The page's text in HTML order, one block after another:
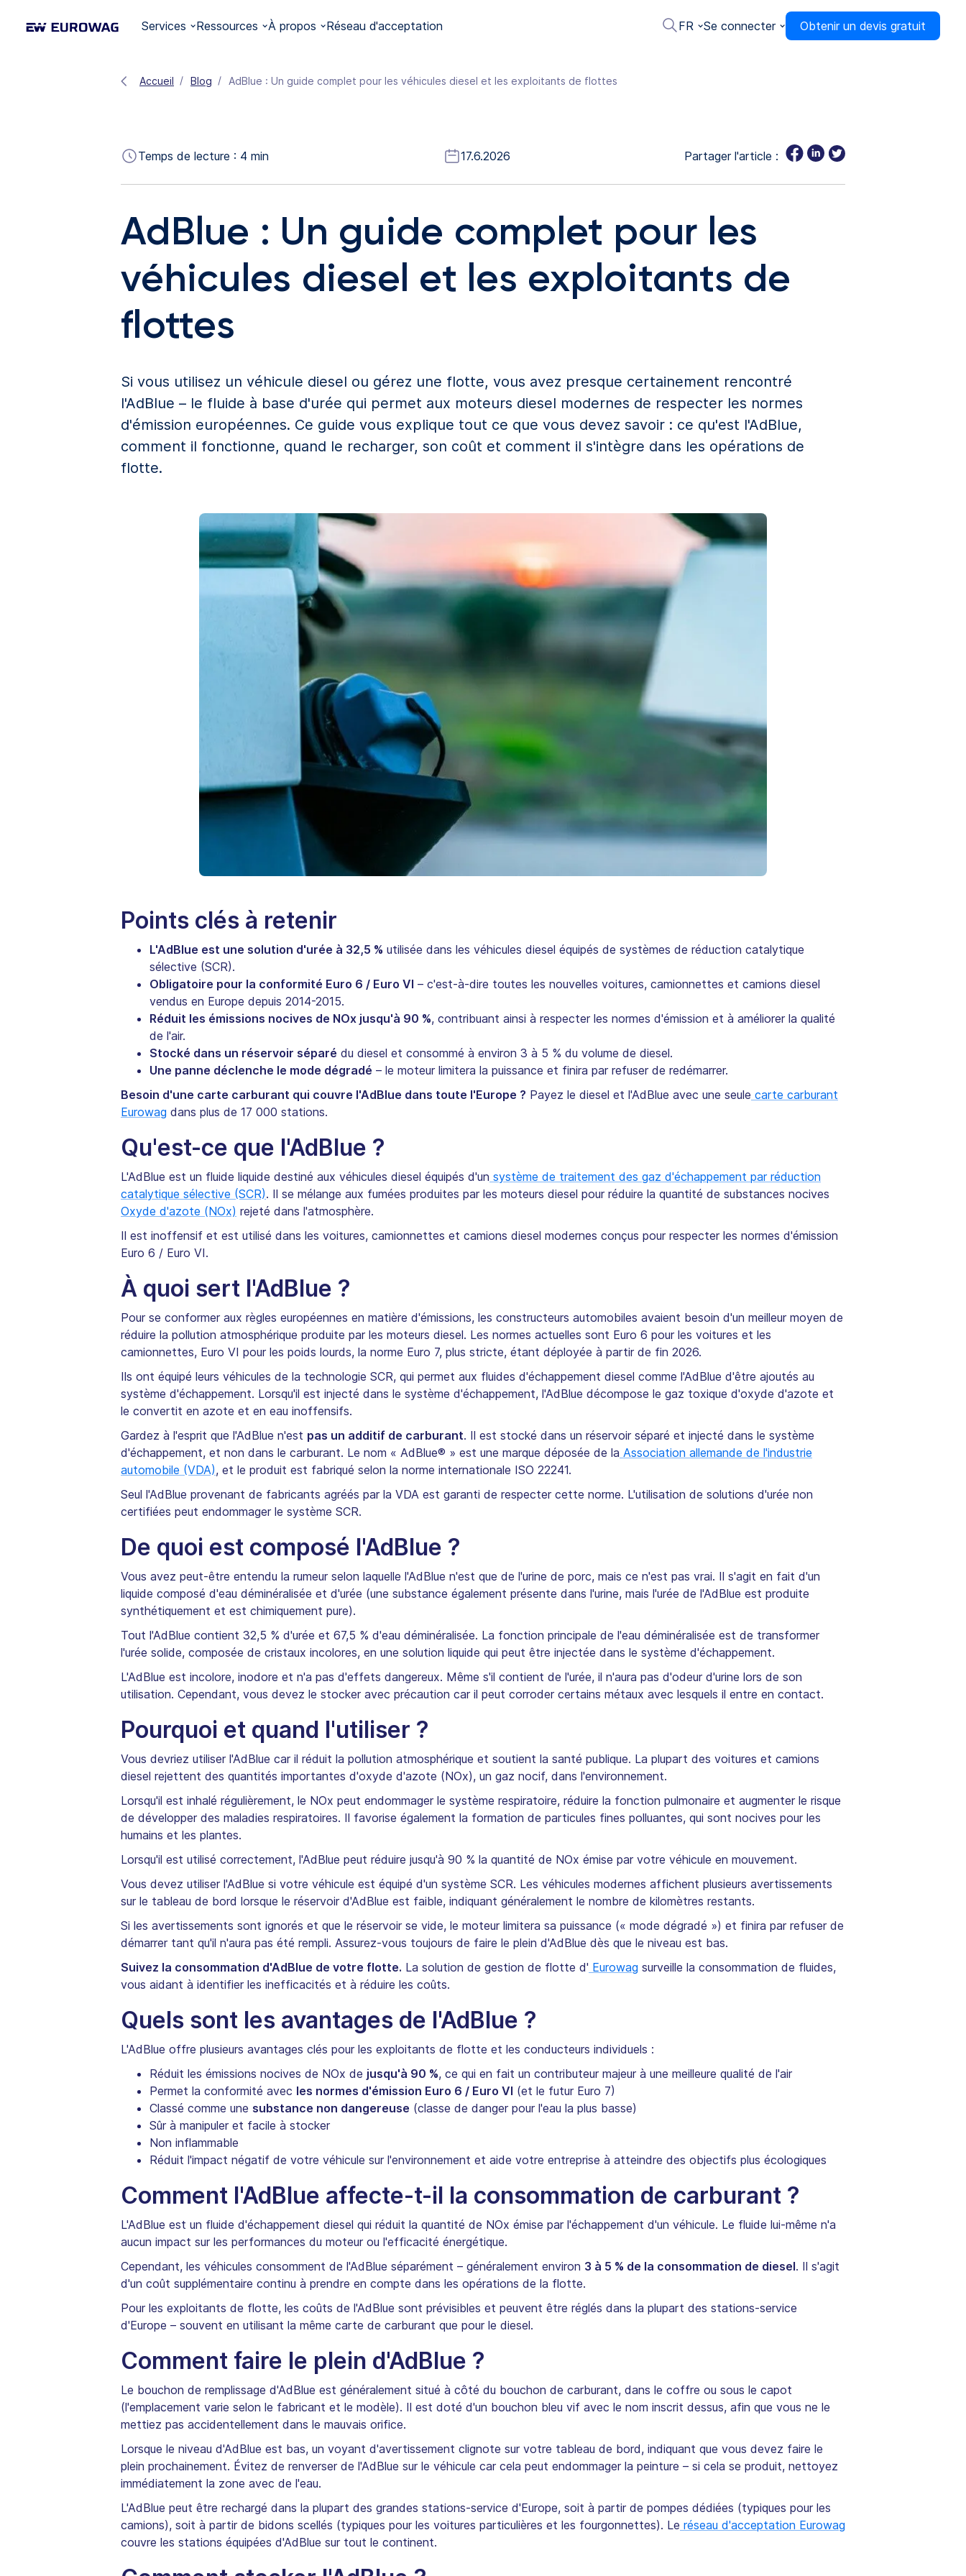
Services Ressources À propos Réseau d'acceptation FR Se connecter Obtenir un devis gratuit
Accueil Blog AdBlue : Un guide complet pour les véhicules diesel et les exploitants de flottes
Temps de lecture : 4 min 17.6.2026 Partager l'article :
AdBlue : Un guide complet pour les
véhicules diesel et les exploitants de
flottes
Si vous utilisez un véhicule diesel ou gérez une flotte, vous avez presque certainement rencontré
l'AdBlue – le fluide à base d'urée qui permet aux moteurs diesel modernes de respecter les normes
d'émission européennes. Ce guide vous explique tout ce que vous devez savoir : ce qu'est l'AdBlue,
comment il fonctionne, quand le recharger, son coût et comment il s'intègre dans les opérations de
flotte.
Points clés à retenir
L'AdBlue est une solution d'urée à 32,5 % utilisée dans les véhicules diesel équipés de systèmes de réduction catalytique
sélective (SCR).
Obligatoire pour la conformité Euro 6 / Euro VI – c'est-à-dire toutes les nouvelles voitures, camionnettes et camions diesel
vendus en Europe depuis 2014-2015.
Réduit les émissions nocives de NOx jusqu'à 90 %, contribuant ainsi à respecter les normes d'émission et à améliorer la qualité
de l'air.
Stocké dans un réservoir séparé du diesel et consommé à environ 3 à 5 % du volume de diesel.
Une panne déclenche le mode dégradé – le moteur limitera la puissance et finira par refuser de redémarrer.
Besoin d'une carte carburant qui couvre l'AdBlue dans toute l'Europe ? Payez le diesel et l'AdBlue avec une seule carte carburant
Eurowag dans plus de 17 000 stations.
Qu'est-ce que l'AdBlue ?
L'AdBlue est un fluide liquide destiné aux véhicules diesel équipés d'un système de traitement des gaz d'échappement par réduction
catalytique sélective (SCR). Il se mélange aux fumées produites par les moteurs diesel pour réduire la quantité de substances nocives
Oxyde d'azote (NOx) rejeté dans l'atmosphère.
Il est inoffensif et est utilisé dans les voitures, camionnettes et camions diesel modernes conçus pour respecter les normes d'émission
Euro 6 / Euro VI.
À quoi sert l'AdBlue ?
Pour se conformer aux règles européennes en matière d'émissions, les constructeurs automobiles avaient besoin d'un meilleur moyen de
réduire la pollution atmosphérique produite par les moteurs diesel. Les normes actuelles sont Euro 6 pour les voitures et les
camionnettes, Euro VI pour les poids lourds, la norme Euro 7, plus stricte, étant déployée à partir de fin 2026.
Ils ont équipé leurs véhicules de la technologie SCR, qui permet aux fluides d'échappement diesel comme l'AdBlue d'être ajoutés au
système d'échappement. Lorsqu'il est injecté dans le système d'échappement, l'AdBlue décompose le gaz toxique d'oxyde d'azote et
le convertit en azote et en eau inoffensifs.
Gardez à l'esprit que l'AdBlue n'est pas un additif de carburant. Il est stocké dans un réservoir séparé et injecté dans le système
d'échappement, et non dans le carburant. Le nom « AdBlue® » est une marque déposée de la Association allemande de l'industrie
automobile (VDA), et le produit est fabriqué selon la norme internationale ISO 22241.
Seul l'AdBlue provenant de fabricants agréés par la VDA est garanti de respecter cette norme. L'utilisation de solutions d'urée non
certifiées peut endommager le système SCR.
De quoi est composé l'AdBlue ?
Vous avez peut-être entendu la rumeur selon laquelle l'AdBlue n'est que de l'urine de porc, mais ce n'est pas vrai. Il s'agit en fait d'un
liquide composé d'eau déminéralisée et d'urée (une substance également présente dans l'urine, mais l'urée de l'AdBlue est produite
synthétiquement et est chimiquement pure).
Tout l'AdBlue contient 32,5 % d'urée et 67,5 % d'eau déminéralisée. La fonction principale de l'eau déminéralisée est de transformer
l'urée solide, composée de cristaux incolores, en une solution liquide qui peut être injectée dans le système d'échappement.
L'AdBlue est incolore, inodore et n'a pas d'effets dangereux. Même s'il contient de l'urée, il n'aura pas d'odeur d'urine lors de son
utilisation. Cependant, vous devez le stocker avec précaution car il peut corroder certains métaux avec lesquels il entre en contact.
Pourquoi et quand l'utiliser ?
Vous devriez utiliser l'AdBlue car il réduit la pollution atmosphérique et soutient la santé publique. La plupart des voitures et camions
diesel rejettent des quantités importantes d'oxyde d'azote (NOx), un gaz nocif, dans l'environnement.
Lorsqu'il est inhalé régulièrement, le NOx peut endommager le système respiratoire, réduire la fonction pulmonaire et augmenter le risque
de développer des maladies respiratoires. Il favorise également la formation de particules fines polluantes, qui sont nocives pour les
humains et les plantes.
Lorsqu'il est utilisé correctement, l'AdBlue peut réduire jusqu'à 90 % la quantité de NOx émise par votre véhicule en mouvement.
Vous devez utiliser l'AdBlue si votre véhicule est équipé d'un système SCR. Les véhicules modernes affichent plusieurs avertissements
sur le tableau de bord lorsque le réservoir d'AdBlue est faible, indiquant généralement le nombre de kilomètres restants.
Si les avertissements sont ignorés et que le réservoir se vide, le moteur limitera sa puissance (« mode dégradé ») et finira par refuser de
démarrer tant qu'il n'aura pas été rempli. Assurez-vous toujours de faire le plein d'AdBlue dès que le niveau est bas.
Suivez la consommation d'AdBlue de votre flotte. La solution de gestion de flotte d' Eurowag surveille la consommation de fluides,
vous aidant à identifier les inefficacités et à réduire les coûts.
Quels sont les avantages de l'AdBlue ?
L'AdBlue offre plusieurs avantages clés pour les exploitants de flotte et les conducteurs individuels :
Réduit les émissions nocives de NOx de jusqu'à 90 %, ce qui en fait un contributeur majeur à une meilleure qualité de l'air
Permet la conformité avec les normes d'émission Euro 6 / Euro VI (et le futur Euro 7)
Classé comme une substance non dangereuse (classe de danger pour l'eau la plus basse)
Sûr à manipuler et facile à stocker
Non inflammable
Réduit l'impact négatif de votre véhicule sur l'environnement et aide votre entreprise à atteindre des objectifs plus écologiques
Comment l'AdBlue affecte-t-il la consommation de carburant ?
L'AdBlue est un fluide d'échappement diesel qui réduit la quantité de NOx émise par l'échappement d'un véhicule. Le fluide lui-même n'a
aucun impact sur les performances du moteur ou l'efficacité énergétique.
Cependant, les véhicules consomment de l'AdBlue séparément – généralement environ 3 à 5 % de la consommation de diesel. Il s'agit
d'un coût supplémentaire continu à prendre en compte dans les opérations de la flotte.
Pour les exploitants de flotte, les coûts de l'AdBlue sont prévisibles et peuvent être réglés dans la plupart des stations-service
d'Europe – souvent en utilisant la même carte de carburant que pour le diesel.
Comment faire le plein d'AdBlue ?
Le bouchon de remplissage d'AdBlue est généralement situé à côté du bouchon de carburant, dans le coffre ou sous le capot
(l'emplacement varie selon le fabricant et le modèle). Il est doté d'un bouchon bleu vif avec le nom inscrit dessus, afin que vous ne le
mettiez pas accidentellement dans le mauvais orifice.
Lorsque le niveau d'AdBlue est bas, un voyant d'avertissement clignote sur votre tableau de bord, indiquant que vous devez faire le
plein prochainement. Évitez de renverser de l'AdBlue sur le véhicule car cela peut endommager la peinture – si cela se produit, nettoyez
immédiatement la zone avec de l'eau.
L'AdBlue peut être rechargé dans la plupart des grandes stations-service d'Europe, soit à partir de pompes dédiées (typiques pour les
camions), soit à partir de bidons scellés (typiques pour les voitures particulières et les fourgonnettes). Le réseau d'acceptation Eurowag
couvre les stations équipées d'AdBlue sur tout le continent.